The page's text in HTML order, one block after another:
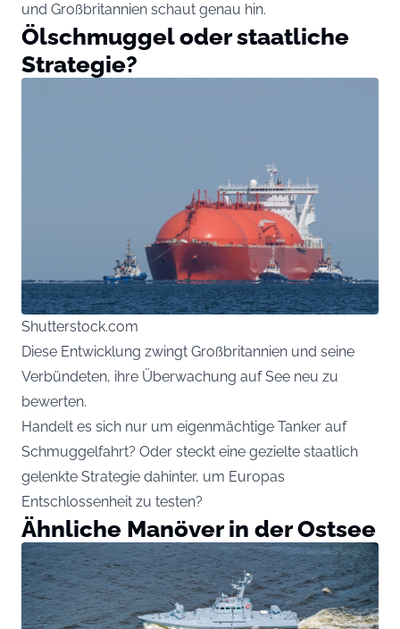
und Großbritannien schaut genau hin.
Ölschmuggel oder staatliche
Strategie?
Shutterstock.com
Diese Entwicklung zwingt Großbritannien und seine
Verbündeten, ihre Überwachung auf See neu zu
bewerten.
Handelt es sich nur um eigenmächtige Tanker auf
Schmuggelfahrt? Oder steckt eine gezielte staatlich
gelenkte Strategie dahinter, um Europas
Entschlossenheit zu testen?
Ähnliche Manöver in der Ostsee